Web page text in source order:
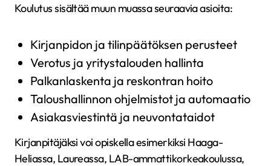
Koulutus sisältää muun muassa seuraavia asioita:
Kirjanpidon ja tilinpäätöksen perusteet
Verotus ja yritystalouden hallinta
Palkanlaskenta ja reskontran hoito
Taloushallinnon ohjelmistot ja automaatio
Asiakasviestintä ja neuvontataidot
Kirjanpitäjäksi voi opiskella esimerkiksi Haaga-
Heliassa, Laureassa, LAB-ammattikorkeakoulussa,